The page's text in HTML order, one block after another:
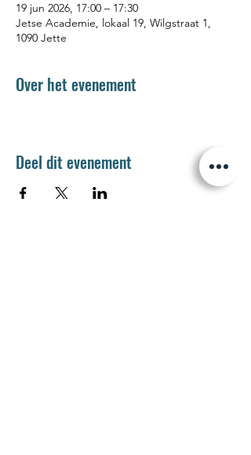
19 jun 2026, 17:00 – 17:30
Jetse Academie, lokaal 19, Wilgstraat 1,
1090 Jette
Over het evenement
Deel dit evenement